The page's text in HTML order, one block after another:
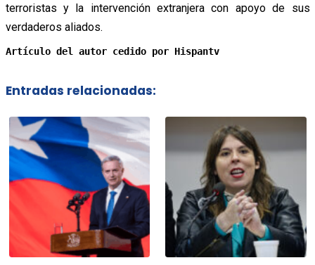
terroristas y la intervención extranjera con apoyo de sus
verdaderos aliados.
Artículo del autor cedido por Hispantv
Entradas relacionadas: